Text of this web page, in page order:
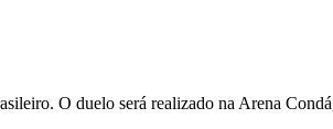
O duelo será realizado na Arena